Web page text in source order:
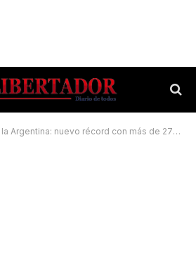
nuevo récord con más de 27 mil casos